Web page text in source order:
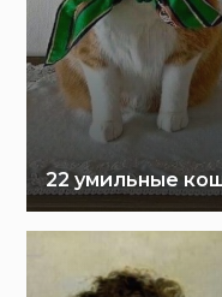
22 умильные